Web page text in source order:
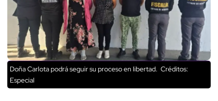
Doña Carlota podrá seguir su proceso en libertad. Créditos:
Especial